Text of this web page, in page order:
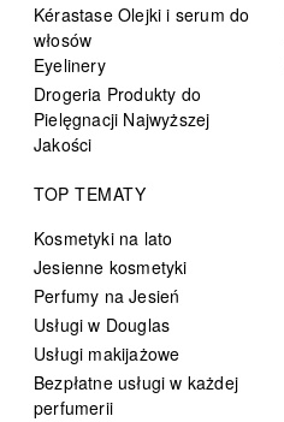
Kérastase Olejki i serum do
włosów
Eyelinery
Drogeria Produkty do
Pielęgnacji Najwyższej
Jakości
TOP TEMATY
Kosmetyki na lato
Jesienne kosmetyki
Perfumy na Jesień
Usługi w Douglas
Usługi makijażowe
Bezpłatne usługi w każdej
perfumerii